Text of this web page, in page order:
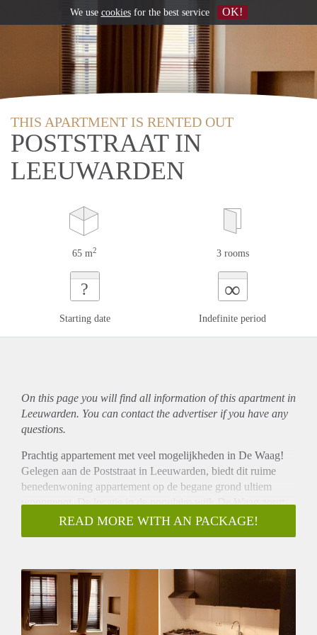
THIS APARTMENT IS RENTED OUT
POSTSTRAAT IN
LEEUWARDEN
65 m2 3 rooms
?
Starting date
∞
Indefinite period
On this page you will find all information of this apartmentin
Leeuwarden. You can contact the advertiser if you have any
questions.
Prachtig appartement met veel mogelijkheden in De Waag!
Gelegen aan de Poststraat in Leeuwarden, biedt dit ruime
benedenwoning appartement op de begane grond ultiem
woongenot. De locatie in de populaire wijk De Waag zorgt
voor een levendige en gezellige omgeving. Ideaal voor
starters, jongeren en stellen die op zoek zijn naar comfortabel
Dit appartement is volledig nieuw en voorzien van de meest
hoogwaardige afwerkingen. Het beschikt over
vloerverwarming en een handige camera intercom voor extra
veiligheid en gemak. Met een royale slaapkamer en een
READ MORE WITH AN PACKAGE!
We use cookiesfor the best service OK!